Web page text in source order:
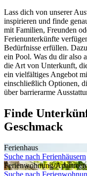
Lass dich von unserer
inspirieren und finde
mit Familien, Freunden
Ferienunterkünfte
Bedürfnisse erfüllen.
ein Pool. Was du dir also
die Art von Unterkunft,
ein vielfältiges Angebot
einschließlich Optionen,
über barrierarme
Finde
Geschmack
Ferienhaus
Suche nach Ferienhäusern
Ferienwohnung/
Suche nach